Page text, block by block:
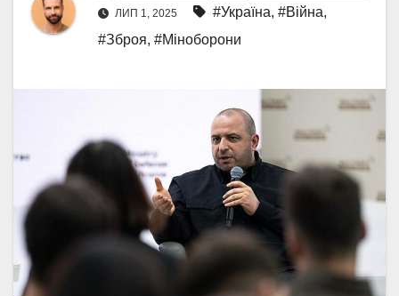
ЛИП 1, 2025 #Україна, #Війна,
#Зброя, #Міноборони